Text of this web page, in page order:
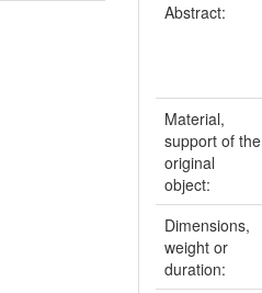
Abstract:
Material,
support of the
original
object:
Dimensions,
weight or
duration: